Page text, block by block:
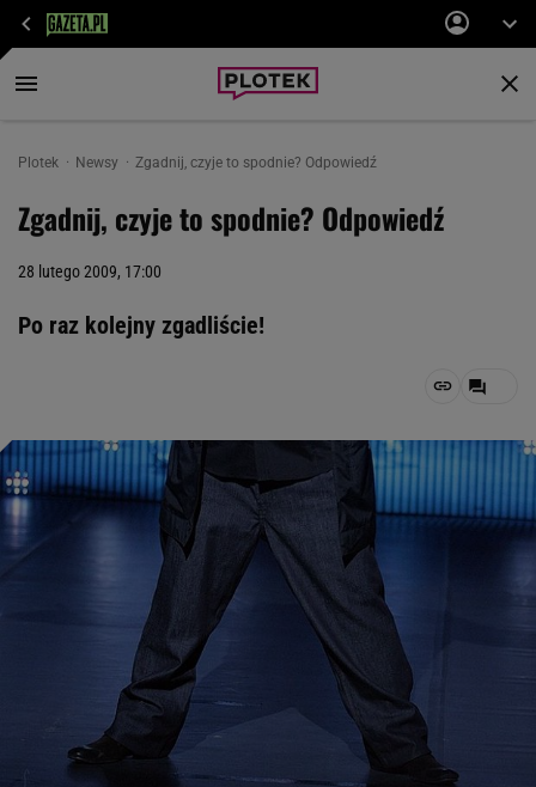
Plotek Newsy Zgadnij, czyje to spodnie? Odpowiedź
Zgadnij, czyje to spodnie? Odpowiedź
28 lutego 2009, 17:00
Po raz kolejny zgadliście!